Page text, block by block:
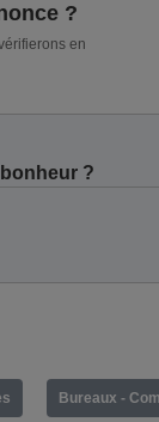
?
en
?
Bureaux -